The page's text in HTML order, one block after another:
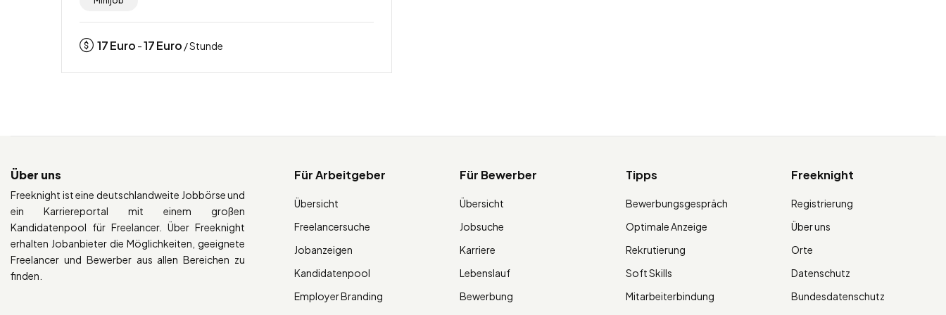
17Euro -17Euro / Stunde
Über uns
Freeknight ist eine deutschlandweite Jobbörse und
ein Karriereportal mit einem großen
Kandidatenpool für Freelancer. Über Freeknight
erhalten Jobanbieter die Möglichkeiten, geeignete
Freelancer und Bewerber aus allen Bereichen zu
finden.
Für Arbeitgeber
Übersicht
Freelancersuche
Jobanzeigen
Kandidatenpool
Employer Branding
Für Bewerber
Übersicht
Jobsuche
Karriere
Lebenslauf
Bewerbung
Tipps
Bewerbungsgespräch
Optimale Anzeige
Rekrutierung
Soft Skills
Mitarbeiterbindung
Freeknight
Registrierung
Über uns
Orte
Datenschutz
Bundesdatenschutz